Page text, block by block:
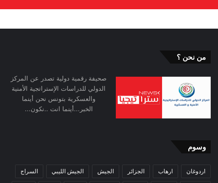
من نحن ؟
صحيفة رقمية دولية تصدر عن المركز
الدولي للدراسات الإستراتجية الأمنية
والعسكرية بتونس نحن أينما
الخبر...أينما انت ..نكون...
وسوم
اردوغان ارهاب الجزائر الجيش الجيش الليبي السراج